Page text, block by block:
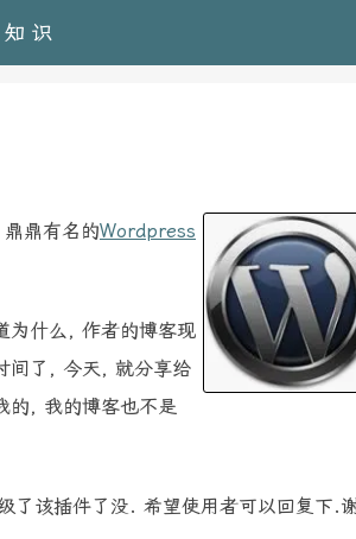
知识
鼎有名的Wordpress
为什么, 作者的博客现
间了, 今天, 就分享给
的, 我的博客也不是
了该插件了没. 希望使用者可以回复下.